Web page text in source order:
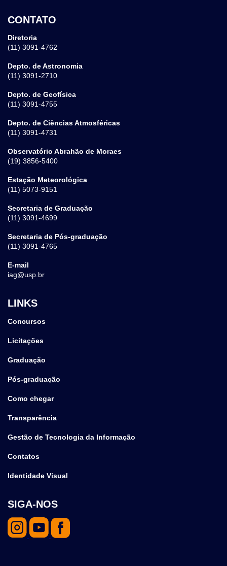
CONTATO
Diretoria
(11) 3091-4762
Depto. de Astronomia
(11) 3091-2710
Depto. de Geofísica
(11) 3091-4755
Depto. de Ciências Atmosféricas
(11) 3091-4731
Observatório Abrahão de Moraes
(19) 3856-5400
Estação Meteorológica
(11) 5073-9151
Secretaria de Graduação
(11) 3091-4699
Secretaria de Pós-graduação
(11) 3091-4765
E-mail
iag@usp.br
LINKS
Concursos
Licitações
Graduação
Pós-graduação
Como chegar
Transparência
Gestão de Tecnologia da Informação
Contatos
Identidade Visual
SIGA-NOS